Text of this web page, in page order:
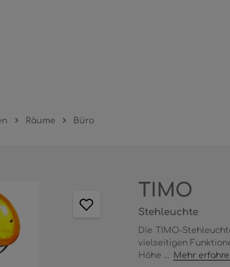
Räume Büro
TIMO
Stehleuchte
Die TIMO-
vielseitigen
Höhe ...
Mehr